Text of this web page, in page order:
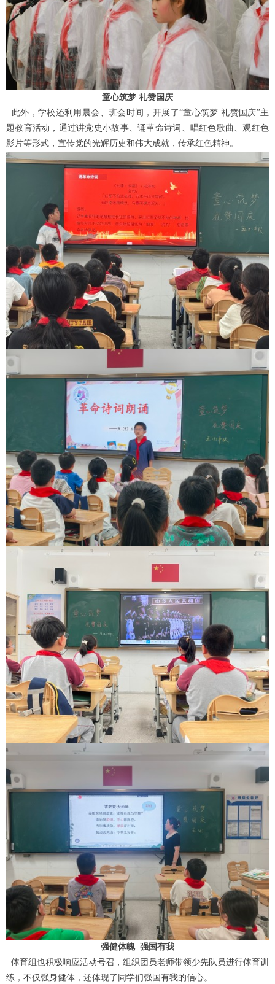
童心筑梦 礼赞国庆
此外，学校还利用晨会 、 班会 时间，开展了“童心筑梦 礼赞国庆”主
题教育活动，通过讲党史小故事、诵革命诗词、唱红色歌曲 、观红色
影片等形式，宣传党的光辉历史和伟大成就，传承红色精神。
强健体魄 强国有我
体育组也积极响应活动号召，组织团员老师带领少先队员进行体育训
练，不仅强身健体，还体现了同学们强国有我的信心。